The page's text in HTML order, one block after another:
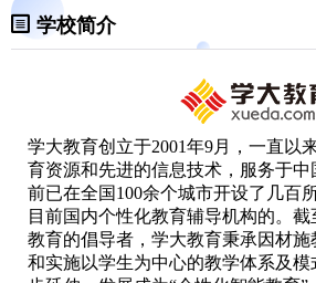
学校简介
学大教育创立于2001年9月，一直以
育资源和先进的信息技术，服务于中
前已在全国100余个城市开设了几百
目前国内个性化教育辅导机构的。
教育的倡导者，学大教育秉承因材
和实施以学生为中心的教学体系及